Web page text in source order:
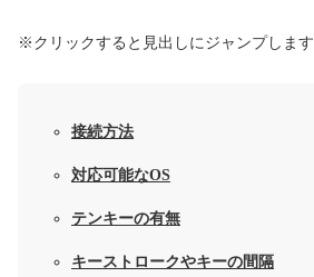
※クリックすると見出しにジャンプします
接続方法
対応可能なOS
テンキーの有無
キーストロークやキーの間隔